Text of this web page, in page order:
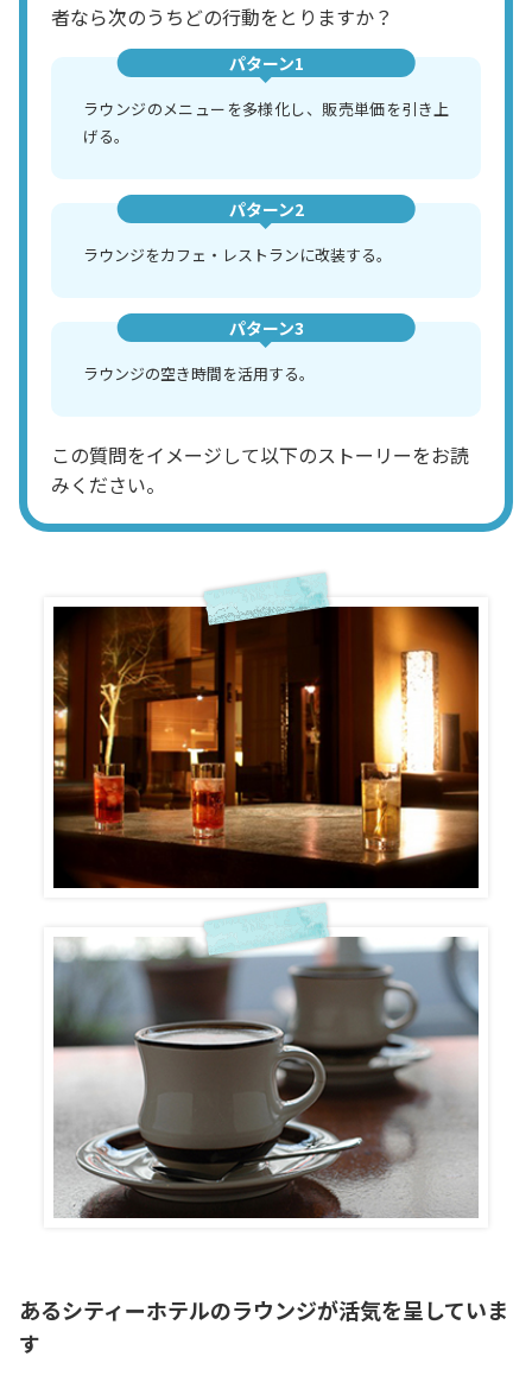
者なら次のうちどの行動をとりますか？
パターン1
ラウンジのメニューを多様化し、販売単価を引き上
げる。
パターン2
ラウンジをカフェ・レストランに改装する。
パターン3
ラウンジの空き時間を活用する。
この質問をイメージして以下のストーリーをお読
みください。
あるシティーホテルのラウンジが活気を呈していま
す